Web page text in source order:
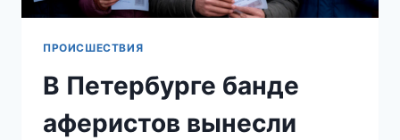
ПРОИСШЕСТВИЯ
В Петербурге банде
аферистов вынесли